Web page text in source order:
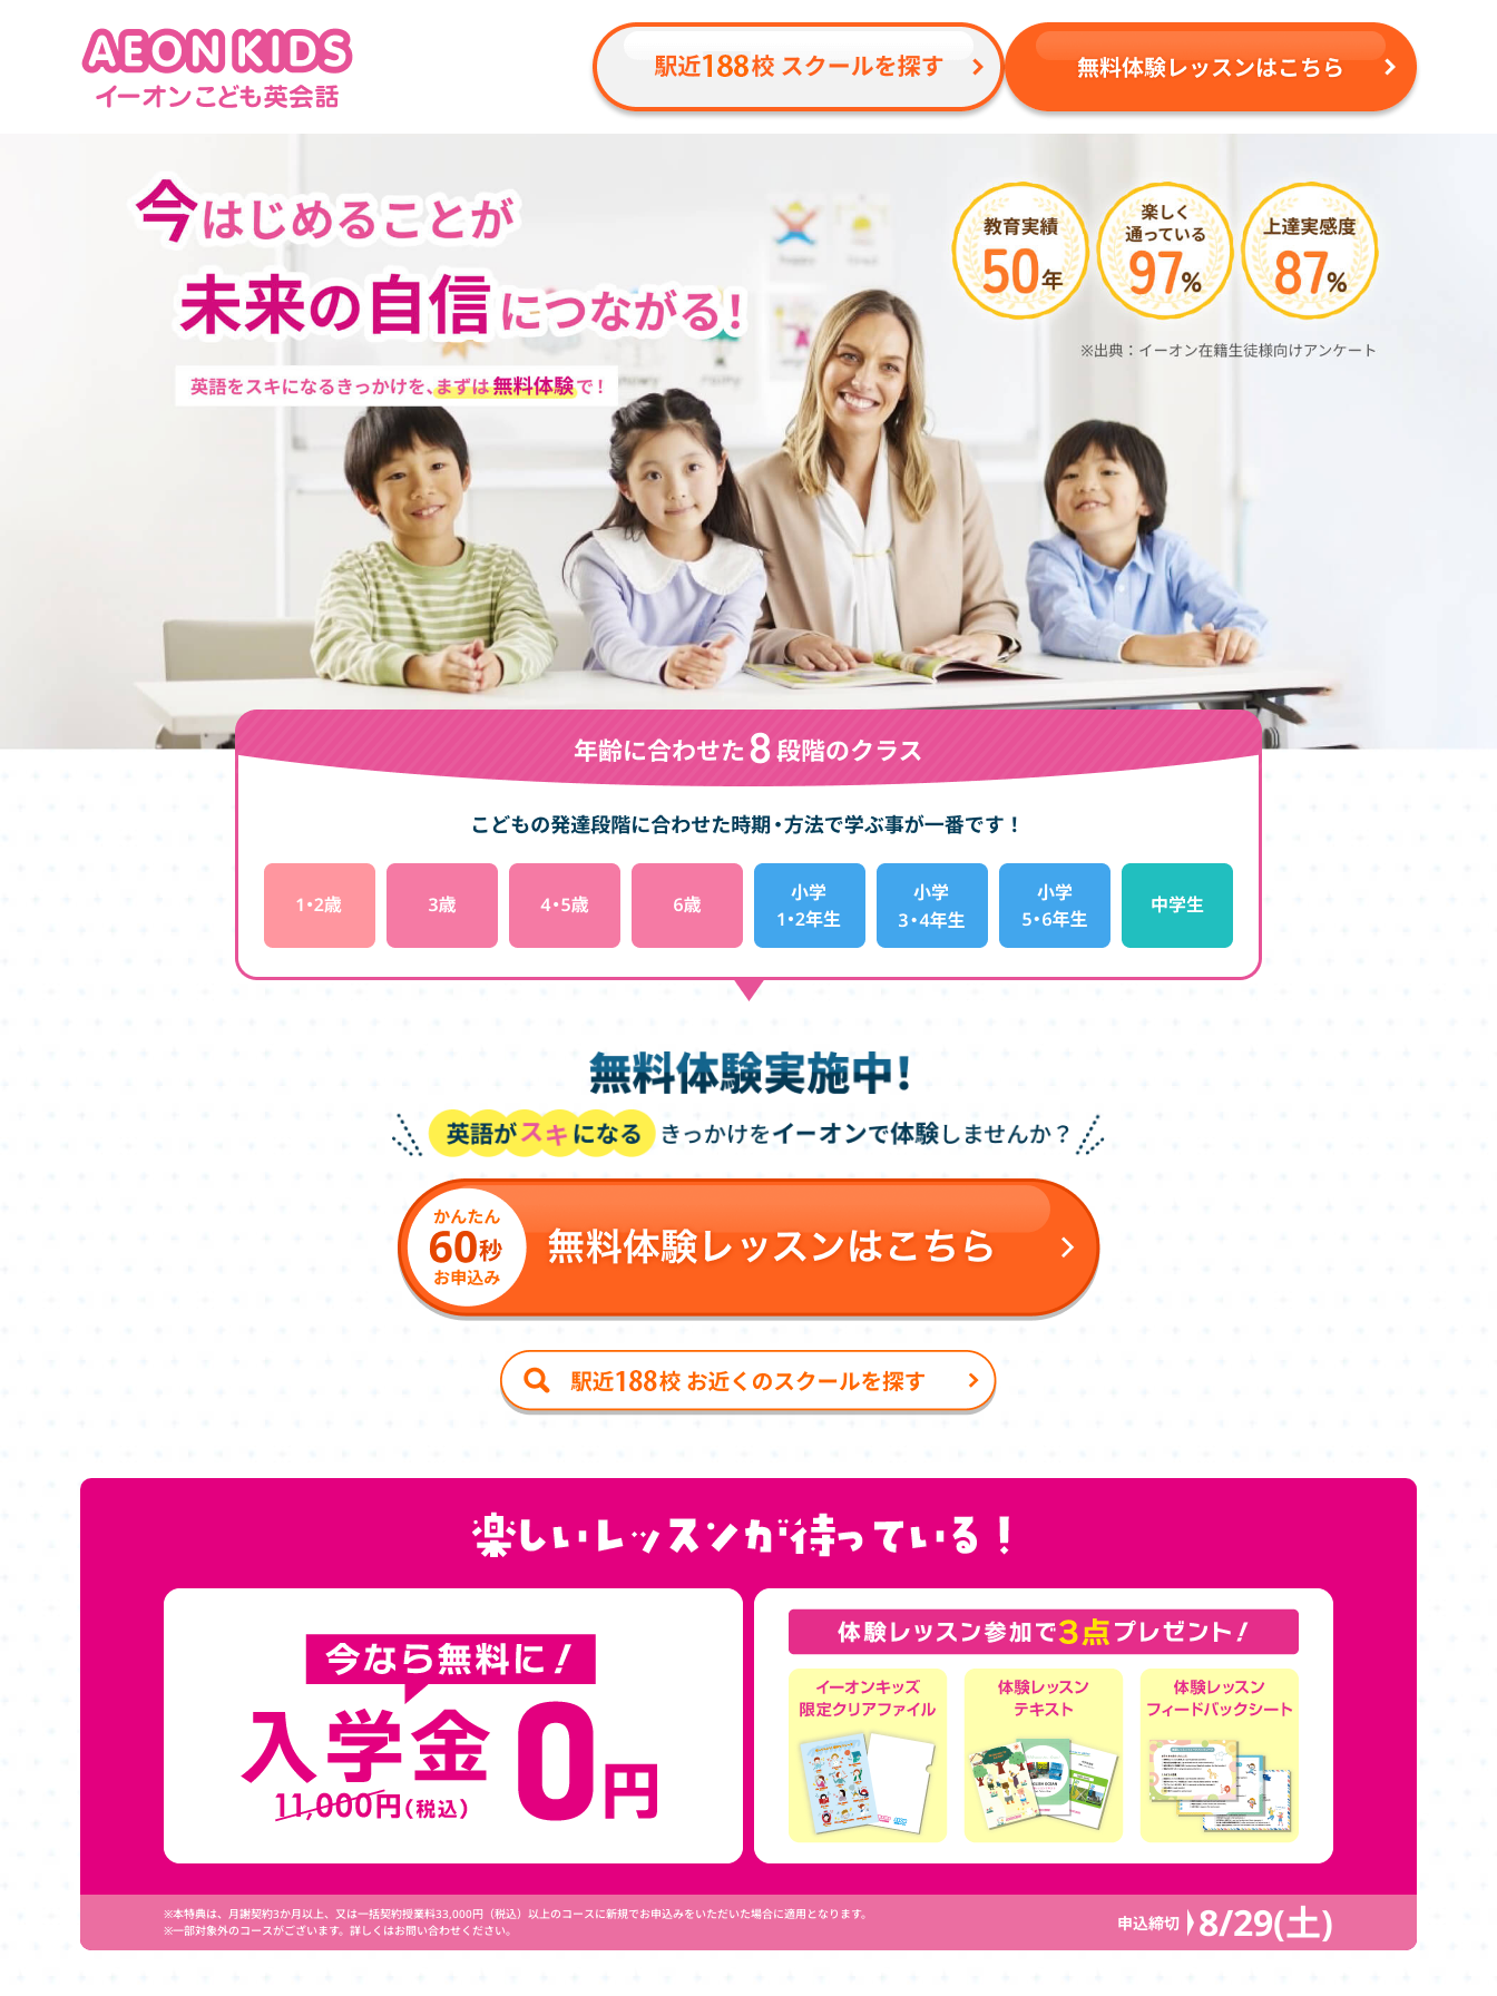
※本特典は、月謝契約3か月以上、又は一括契約授業料33,000円（税込）以上のコースに新規でお申込みをいただいた場合に適用となります。
※一部対象外のコースがございます。詳しくはお問い合わせください。
申込締切 8/29(土)